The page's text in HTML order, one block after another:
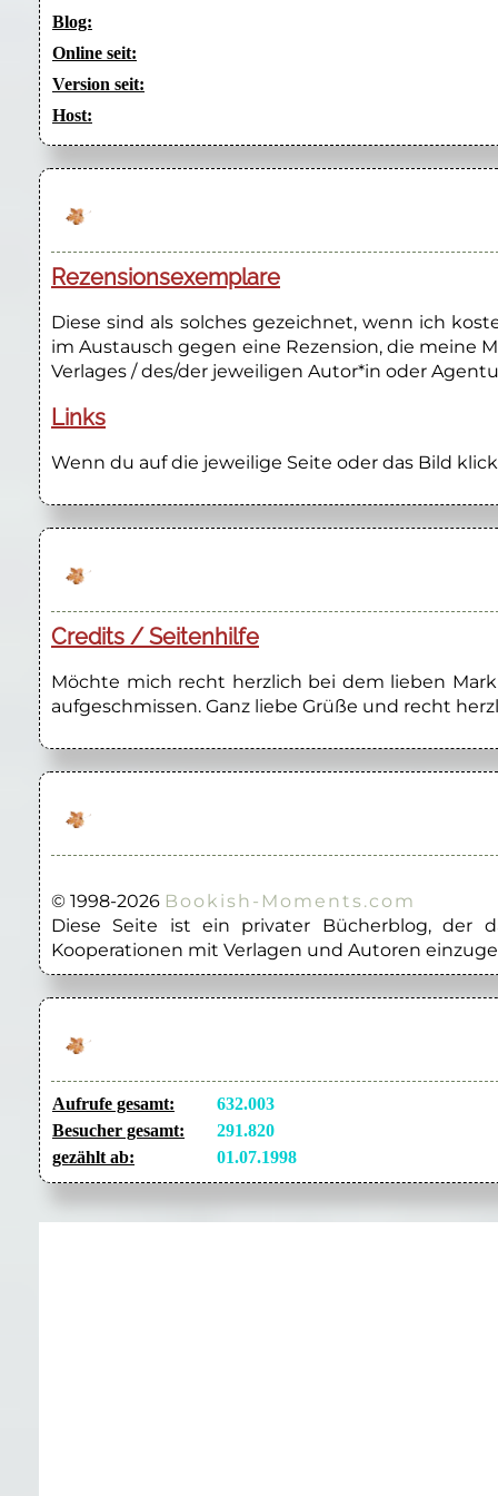
Blog:
Online seit:
Version seit:
Host:
Rezensionsexemplare
Diese sind als solches gezeichnet, wenn ich
im Austausch gegen eine Rezension, die meine
Verlages / des/der jeweiligen Autor*in oder
Links
Wenn du auf die jeweilige Seite oder das Bild
Credits / Seitenhilfe
Möchte mich recht herzlich bei dem lieben
aufgeschmissen. Ganz liebe Grüße und recht
© 1998-2026 Bookish-Moments.com
Diese Seite ist ein privater Bücherblog, der
Kooperationen mit Verlagen und Autoren
Aufrufe gesamt:
632.003
Besucher gesamt:
291.820
gezählt ab:
01.07.1998